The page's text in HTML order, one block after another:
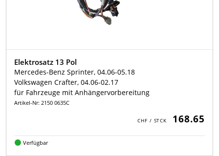
Elektrosatz 13 Pol
Mercedes-Benz Sprinter, 04.06-05.18
Volkswagen Crafter, 04.06-02.17
für Fahrzeuge mit Anhängervorbereitung
Artikel-Nr: 2150 0635C
168.65
Verfügbar